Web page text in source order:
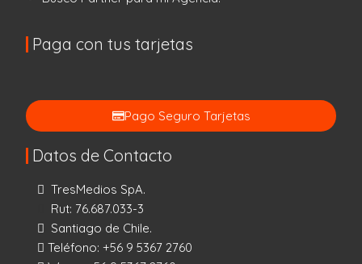
Paga con tus tarjetas
Pago Seguro Tarjetas
Datos de Contacto
TresMedios SpA.
Rut: 76.687.033-3
Santiago de Chile.
Teléfono:+56 9 5367 2760